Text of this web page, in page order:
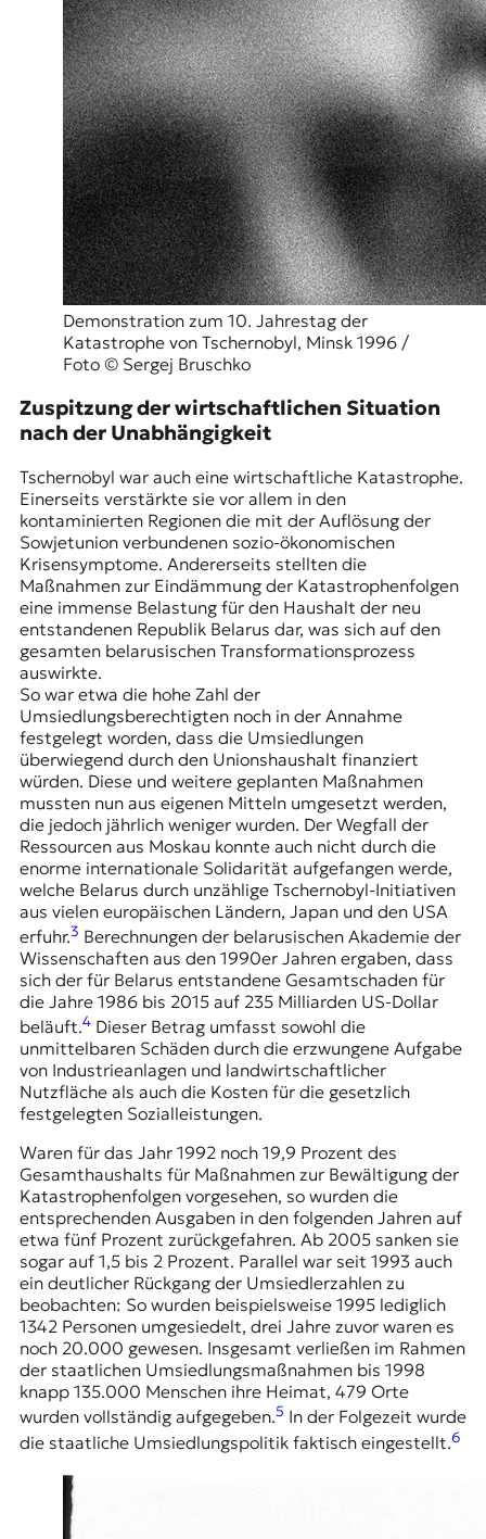
Demonstration zum 10. Jahrestag der
Katastrophe von Tschernobyl, Minsk 1996 /
Foto © Sergej Bruschko
Zuspitzung der wirtschaftlichen Situation
nach der Unabhängigkeit
Tschernobyl war auch eine wirtschaftliche Katastrophe.
Einerseits verstärkte sie vor allem in den
kontaminierten Regionen die mit der Auflösung der
Sowjetunion verbundenen sozio-ökonomischen
Krisensymptome. Andererseits stellten die
Maßnahmen zur Eindämmung der Katastrophenfolgen
eine immense Belastung für den Haushalt der neu
entstandenen Republik Belarus dar, was sich auf den
gesamten belarusischen Transformationsprozess
auswirkte.
So war etwa die hohe Zahl der
Umsiedlungsberechtigten noch in der Annahme
festgelegt worden, dass die Umsiedlungen
überwiegend durch den Unionshaushalt finanziert
würden. Diese und weitere geplanten Maßnahmen
mussten nun aus eigenen Mitteln umgesetzt werden,
die jedoch jährlich weniger wurden. Der Wegfall der
Ressourcen aus Moskau konnte auch nicht durch die
enorme internationale Solidarität aufgefangen werde,
welche Belarus durch unzählige Tschernobyl-Initiativen
aus vielen europäischen Ländern, Japan und den USA
erfuhr.3 Berechnungen der belarusischen Akademie der
Wissenschaften aus den 1990er Jahren ergaben, dass
sich der für Belarus entstandene Gesamtschaden für
die Jahre 1986 bis 2015 auf 235 Milliarden US-Dollar
beläuft.4Dieser Betrag umfasst sowohl die
unmittelbaren Schäden durch die erzwungene Aufgabe
von Industrieanlagen und landwirtschaftlicher
Nutzfläche als auch die Kosten für die gesetzlich
festgelegten Sozialleistungen.
Waren für das Jahr 1992 noch 19,9 Prozent des
Gesamthaushalts für Maßnahmen zur Bewältigung der
Katastrophenfolgen vorgesehen, so wurden die
entsprechenden Ausgaben in den folgenden Jahren auf
etwa fünf Prozent zurückgefahren. Ab 2005 sanken sie
sogar auf 1,5 bis 2 Prozent. Parallel war seit 1993 auch
ein deutlicher Rückgang der Umsiedlerzahlen zu
beobachten: So wurden beispielsweise 1995 lediglich
1342 Personen umgesiedelt, drei Jahre zuvor waren es
noch 20.000 gewesen. Insgesamt verließen im Rahmen
der staatlichen Umsiedlungsmaßnahmen bis 1998
knapp 135.000 Menschen ihre Heimat, 479 Orte
wurden vollständig aufgegeben.5 In der Folgezeit wurde
die staatliche Umsiedlungspolitik faktisch eingestellt.6